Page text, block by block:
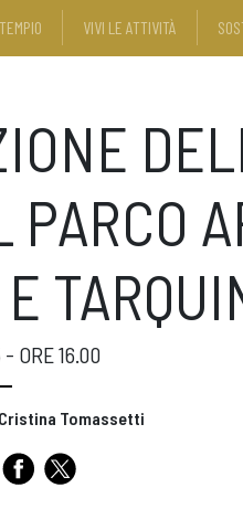
VIVI LE ATTIVITÀ
ORE 16.00
Tomassetti